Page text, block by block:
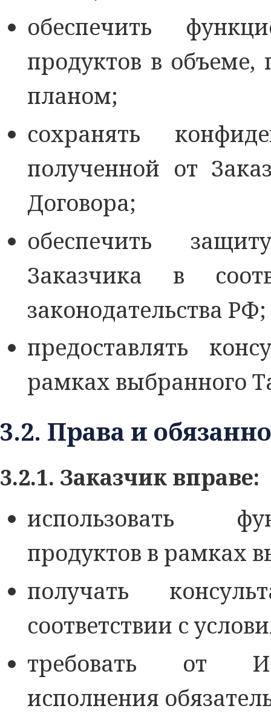
обеспечить
продуктов в
планом;
сохранять
полученной от
Договора;
обеспечить
Заказчика в
законодательства РФ;
предоставлять
рамках выбранного
3.2. Права и
3.2.1. Заказчик вправе:
использовать
продуктов в рамках
получать
соответствии с
требовать от
исполнения